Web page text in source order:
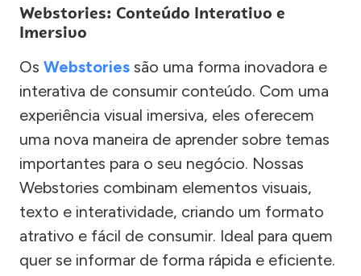
Webstories: Conteúdo Interativo e
Imersivo
Os Webstories são uma forma inovadora e
interativa de consumir conteúdo. Com uma
experiência visual imersiva, eles oferecem
uma nova maneira de aprender sobre temas
importantes para o seu negócio. Nossas
Webstories combinam elementos visuais,
texto e interatividade, criando um formato
atrativo e fácil de consumir. Ideal para quem
quer se informar de forma rápida e eficiente.